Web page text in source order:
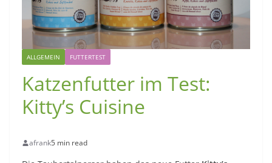
ALLGEMEIN FUTTERTEST
Katzenfutter im Test:
Kitty’s Cuisine
afrank5 min read